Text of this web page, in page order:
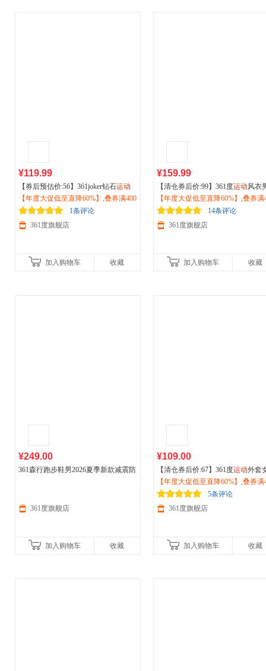
¥119.99
【券后预估价:56】361joker钻石运动
拖鞋2026夏季新款居家户外防滑凉拖
潮流情侣拖鞋672621106
【年度大促低至直降60%】,叠券满400
减150/600减230,立即抢购！
1条评论
361度旗舰店
加入购物车 收藏
¥159.99
【清仓券后价:99】361度运动风衣
026秋季新款运动夹克男士 户外登
步防风上衣652534601
【年度大促低至直降60%】,叠券满
减150/600减230,立即抢购！
14条评论
361度旗舰店
加入购物车 收藏
¥249.00
361森行跑步鞋男2026夏季新款减震防
361度旗舰店
加入购物车 收藏
¥109.00
【清仓券后价:67】361度运动外套
士2026夏季针织透气外套户外防晒
62514614
【年度大促低至直降60%】,叠券满
减150/600减230,立即抢购！
5条评论
361度旗舰店
加入购物车 收藏